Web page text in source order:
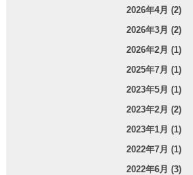
2026年4月 (2)
2026年3月 (2)
2026年2月 (1)
2025年7月 (1)
2023年5月 (1)
2023年2月 (2)
2023年1月 (1)
2022年7月 (1)
2022年6月 (3)